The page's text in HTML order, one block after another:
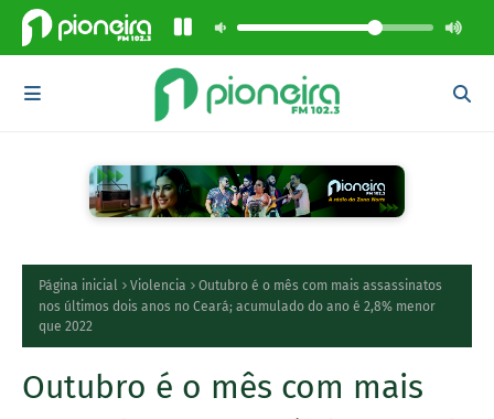
Página inicial Violencia
Outubro é o mês com mais assassinatos
nos últimos dois anos no Ceará; acumulado do ano é 2,8% menor
que 2022
Outubro é o mês com mais